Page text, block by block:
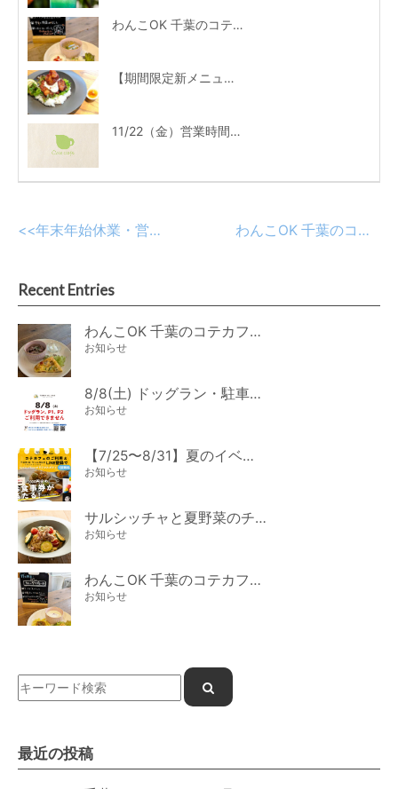
わんこOK 千葉のコテカフェ 2月わんこの日 ハート人参の肉じゃが
【期間限定新メニュー】レモンソースのタルタルチキン丼
11/22（金）営業時間変更のお知らせ
わんこOK 千葉のコテカフェ 12月わんこの日
<<年末年始休業・営業時間のお知らせ
Recent Entries
わんこOK 千葉のコテカフェ 8月わんこの日 オートミールdeローストビーフライス
お知らせ
8/8(土) ドッグラン・駐車場ご利用のお知らせ
お知らせ
【7/25〜8/31】夏のイベント開催
お知らせ
サルシッチャと夏野菜のチーズパスタ期間限定新メニュー登場！
お知らせ
わんこOK 千葉のコテカフェ 7月わんこの日 白身魚とカラフルやさいのオムレツ
お知らせ
最近の投稿